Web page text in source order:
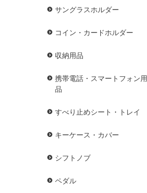
サングラスホルダー
コイン・カードホルダー
収納用品
携帯電話・スマートフォン用
品
すべり止めシート・トレイ
キーケース・カバー
シフトノブ
ペダル